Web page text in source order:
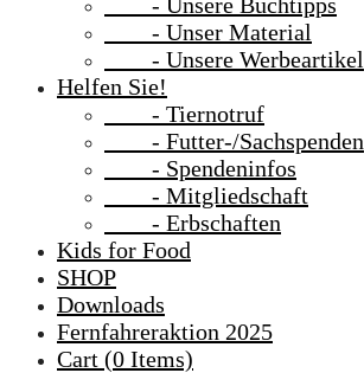
- Unser Material
- Unsere Werbeartikel
Helfen Sie!
- Tiernotruf
- Futter-/Sachspenden
- Spendeninfos
- Mitgliedschaft
- Erbschaften
Kids for Food
SHOP
Downloads
Fernfahreraktion 2025
Cart (0 Items)